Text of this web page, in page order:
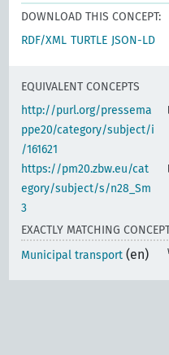
DOWNLOAD THIS CONCEPT:
RDF/XML TURTLE JSON-LD
EQUIVALENT CONCEPTS
http://purl.org/pressema
ppe20/category/subject/i
/161621
https://pm20.zbw.eu/cat
egory/subject/s/n28_Sm
3
EXACTLY MATCHING
Municipal transport (en)